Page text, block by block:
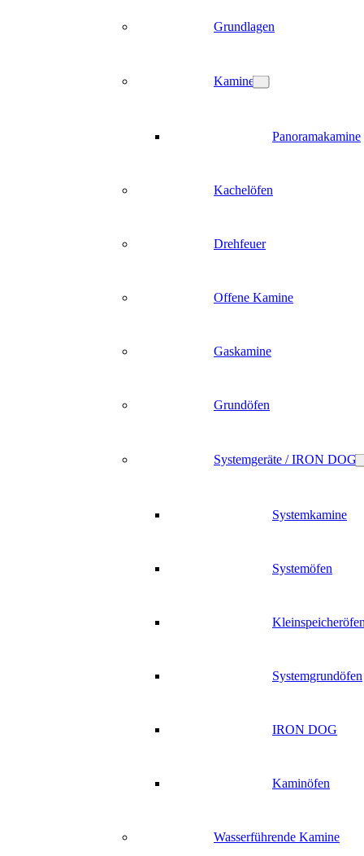
Grundlagen
Kamine
Panoramakamine
Kachelöfen
Drehfeuer
Offene Kamine
Gaskamine
Grundöfen
Systemgeräte / IRON DOG
Systemkamine
Systemöfen
Systemgrundöfen
IRON DOG
Kaminöfen
Wasserführende Kamine